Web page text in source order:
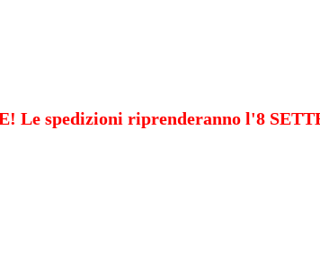
Le spedizioni riprenderanno l'8